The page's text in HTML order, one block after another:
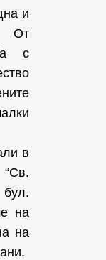
и
От
с
в
на
на